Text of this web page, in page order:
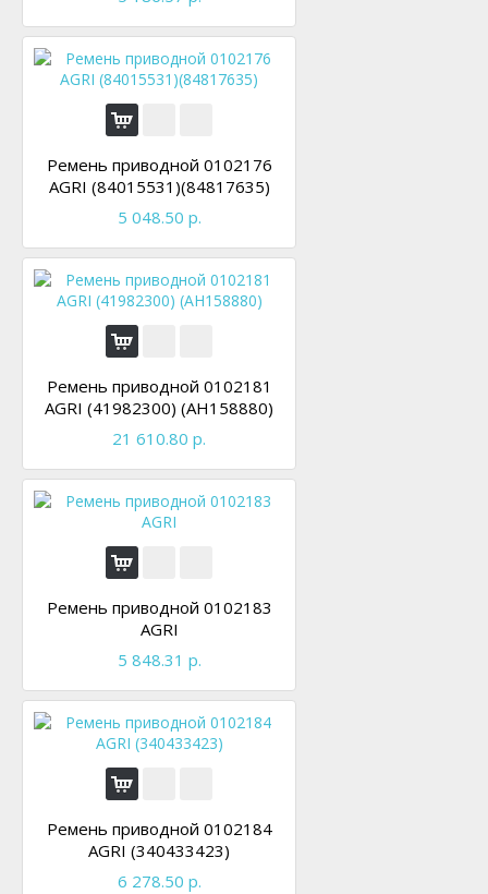
Ремень приводной 0102176
AGRI (84015531)(84817635)
5 048.50 р.
Ремень приводной 0102181
AGRI (41982300) (AH158880)
21 610.80 р.
Ремень приводной 0102183
AGRI
5 848.31 р.
Ремень приводной 0102184
AGRI (340433423)
6 278.50 р.